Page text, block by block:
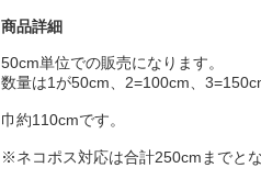
商品詳細
50cm単位での販売になります。
数量は1が50cm、2=100cm、
巾約110cmです。
※ネコポス対応は合計250cmまでとな